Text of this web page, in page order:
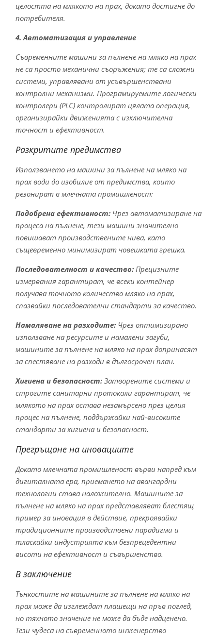
целостта на млякото на прах, докато достигне до
потребителя.
4. Автоматизация и управление
Съвременните машини за пълнене на мляко на прах
не са просто механични съоръжения; те са сложни
системи, управлявани от усъвършенствани
контролни механизми. Програмируемите логически
контролери (PLC) контролират цялата операция,
организирайки движенията с изключителна
точност и ефективност.
Разкритите предимства
Използването на машини за пълнене на мляко на
прах води до изобилие от предимства, които
резонират в млечната промишленост:
Подобрена ефективност:Чрез автоматизиране на
процеса на пълнене, тези машини значително
повишават производствените нива, като
същевременно минимизират човешката грешка.
Последователност и качество:Прецизните
измервания гарантират, че всеки контейнер
получава точното количество мляко на прах,
спазвайки последователни стандарти за качество.
Намаляване на разходите:Чрез оптимизирано
използване на ресурсите и намалени загуби,
машините за пълнене на мляко на прах допринасят
за спестяване на разходи в дългосрочен план.
Хигиена и безопасност:Затворените системи и
строгите санитарни протоколи гарантират, че
млякото на прах остава незамърсено през целия
процес на пълнене, поддържайки най-високите
стандарти за хигиена и безопасност.
Прегръщане на иновациите
Докато млечната промишленост върви напред към
дигиталната ера, приемането на авангардни
технологии става наложително. Машините за
пълнене на мляко на прах представляват блестящ
пример за иновация в действие, прекроявайки
традиционните производствени парадигми и
тласкайки индустрията към безпрецедентни
висоти на ефективност и съвършенство.
В заключение
Тънкостите на машините за пълнене на мляко на
прах може да изглеждат плашещи на пръв поглед,
но тяхното значение не може да бъде надценено.
Тези чудеса на съвременното инженерство